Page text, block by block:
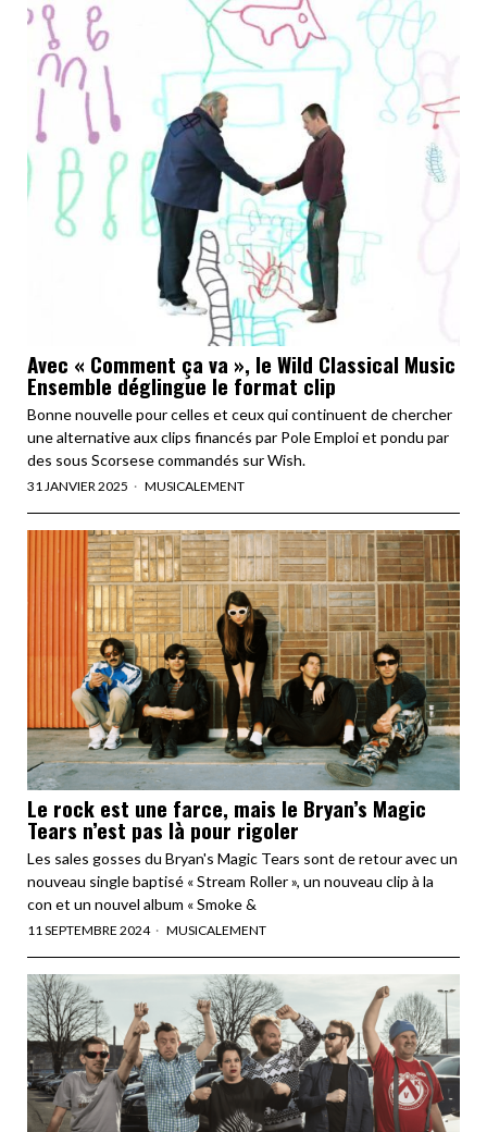
Avec « Comment ça va », le Wild Classical Music
Ensemble déglingue le format clip
Bonne nouvelle pour celles et ceux qui continuent de chercher
une alternative aux clips financés par Pole Emploi et pondu par
des sous Scorsese commandés sur Wish.
31 JANVIER 2025 MUSICALEMENT
Le rock est une farce, mais le Bryan’s Magic
Tears n’est pas là pour rigoler
Les sales gosses du Bryan's Magic Tears sont de retour avec un
nouveau single baptisé « Stream Roller », un nouveau clip à la
con et un nouvel album « Smoke &
11 SEPTEMBRE 2024 MUSICALEMENT